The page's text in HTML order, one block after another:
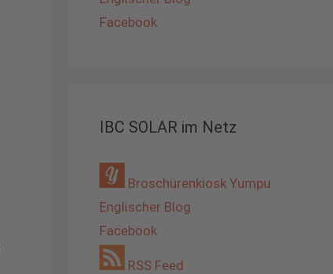
Facebook
IBC SOLAR im Netz
Broschürenkiosk Yumpu
Englischer Blog
Facebook
RSS Feed